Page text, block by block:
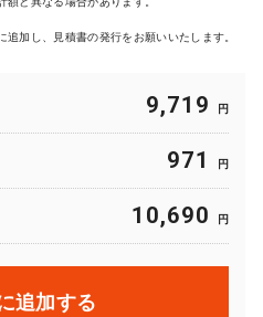
加し、見積書の発行をお願いいたします。
9,719 円
971 円
10,690 円
追加する